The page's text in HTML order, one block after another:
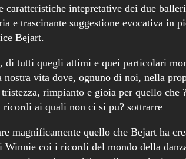
caratteristiche intepretative dei due
e trascinante suggestione evocativa in
Bejart.
di tutti quegli attimi e quei particolari
nostra vita dove, ognuno di noi, nella
rimpianto e gioia per quello che
ai quali non ci si pu? sottrarre
magnificamente quello che Bejart ha
Winnie coi i ricordi del mondo della